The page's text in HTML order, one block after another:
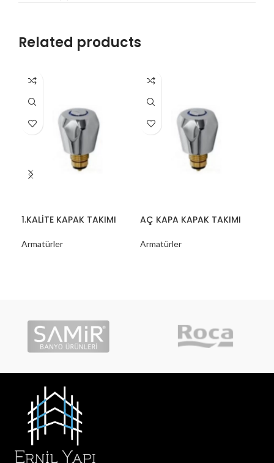
Related products
1.KALİTE KAPAK TAKIMI
Armatürler
AÇ KAPA KAPAK TAKIMI
Armatürler